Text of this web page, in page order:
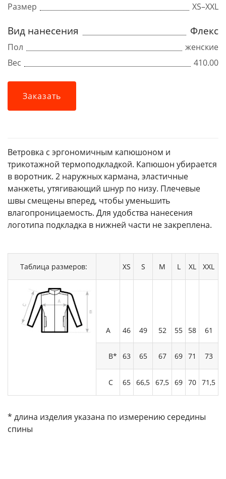
Размер
XS–XXL
Вид нанесения Флекс
Пол
женские
Вес
410.00
Заказать
Ветровка с эргономичным капюшоном и
трикотажной термоподкладкой. Капюшон убирается
в воротник. 2 наружных кармана, эластичные
манжеты, утягивающий шнур по низу. Плечевые
швы смещены вперед, чтобы уменьшить
влагопроницаемость. Для удобства нанесения
логотипа подкладка в нижней части не закреплена.
Таблица размеров: XS S M L XL XXL
А 46 49 52 55 58 61
B* 63 65 67 69 71 73
C 65 66,5 67,5 69 70 71,5
* длина изделия указана по измерению середины
спины